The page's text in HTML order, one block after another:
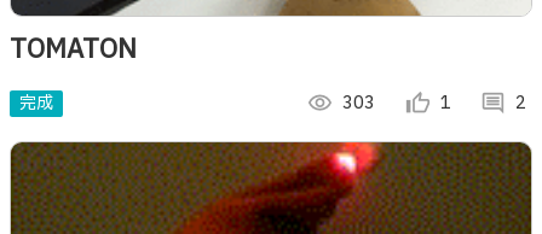
TOMATON
完成 visibility 303 thumb_up_alt 1 comment 2